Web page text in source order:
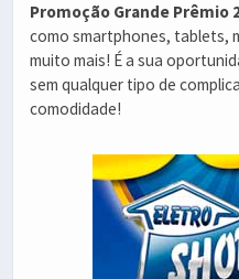
Promoção Grande Prêmio
como smartphones, tablets,
muito mais! É a sua
sem qualquer tipo de
comodidade!